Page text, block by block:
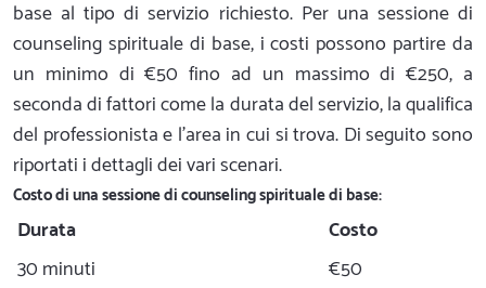
base al tipo di servizio richiesto. Per una sessione di
counseling spirituale di base, i costi possono partire da
un minimo di €50 fino ad un massimo di €250, a
seconda di fattori come la durata del servizio, la qualifica
del professionista e l'area in cui si trova. Di seguito sono
riportati i dettagli dei vari scenari.
Costo di una sessione di counseling spirituale di base:
Durata
Costo
30 minuti
€50